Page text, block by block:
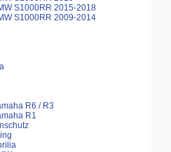
S1000RR 2015-2018
S1000RR 2009-2014
R6 / R3
R1